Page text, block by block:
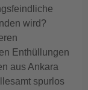
wird?
Enthüllungen
aus Ankara
spurlos